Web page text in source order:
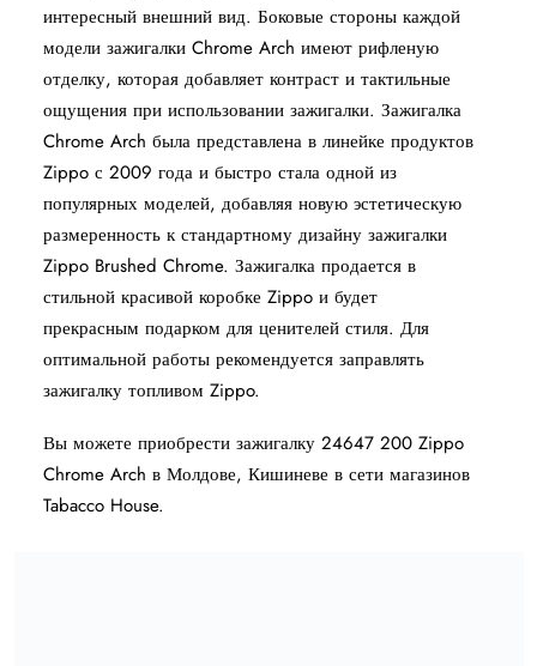
интересный внешний вид. Боковые стороны каждой
модели зажигалки Chrome Arch имеют рифленую
отделку, которая добавляет контраст и тактильные
ощущения при использовании зажигалки. Зажигалка
Chrome Arch была представлена в линейке продуктов
Zippo с 2009 года и быстро стала одной из
популярных моделей, добавляя новую эстетическую
размеренность к стандартному дизайну зажигалки
Zippo Brushed Chrome. Зажигалка продается в
стильной красивой коробке Zippo и будет
прекрасным подарком для ценителей стиля. Для
оптимальной работы рекомендуется заправлять
зажигалку топливом Zippo.
Вы можете приобрести зажигалку 24647 200 Zippo
Chrome Arch в Молдове, Кишиневе в сети магазинов
Tabacco House.